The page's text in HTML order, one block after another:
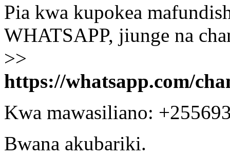
Pia kwa kupokea
WHATSAPP, jiunge na
>>
https://whatsapp.com/
Kwa mawasiliano:
Bwana akubariki.